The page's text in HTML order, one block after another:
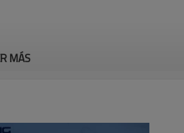
MÁS